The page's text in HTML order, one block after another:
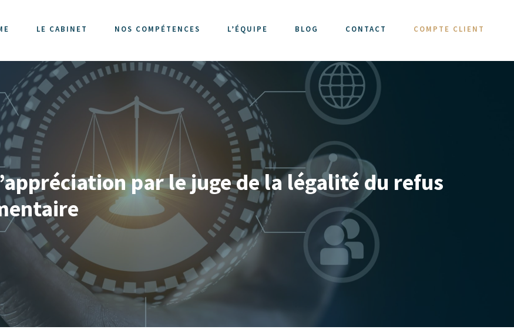
LE CABINET NOS COMPÉTENCES L’ÉQUIPE BLOG CONTACT COMPTE CLIENT
par le juge de la légalité du refus